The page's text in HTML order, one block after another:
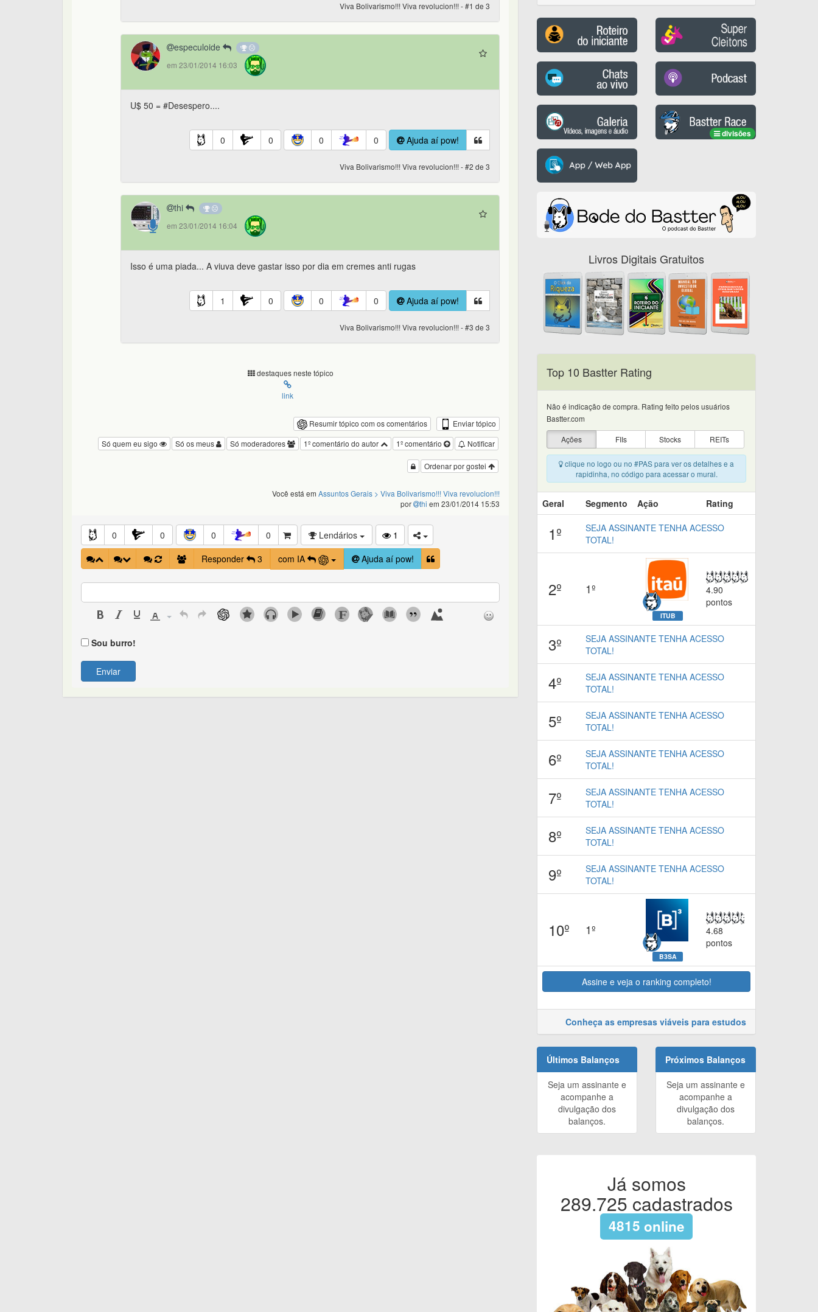
Viva Bolivarismo!!! Viva revolucion!!! - #1 de 3
especuloide
em 23/01/2014 16:03
U$ 50 = #Desespero....
0 0 0 0 Ajuda aí pow!
Viva Bolivarismo!!! Viva revolucion!!! - #2 de 3
thi
em 23/01/2014 16:04
Isso é uma piada... A viuva deve gastar isso por dia em cremes anti rugas
1 0 0 0 Ajuda aí pow!
Viva Bolivarismo!!! Viva revolucion!!! - #3 de 3
destaques neste tópico
link
Resumir tópico com os comentários
Enviar tópico
Notificar
1º comentário
1º comentário do autor
Só moderadores
Só os meus
Só quem eu sigo
Ordenar por gostei
Você está em Assuntos Gerais > Viva Bolivarismo!!! Viva revolucion!!!
por
thi em 23/01/2014 15:53
0 0 0 0 Lendários
1
Responder
3 com IA Ajuda aí pow!
Sou burro!
Enviar
divisões
Livros Digitais Gratuitos
Top 10 Bastter Rating
Não é indicação de compra. Rating feito pelos usuários
Bastter.com
Ações
FIIs Stocks REITs
clique no logo ou no #PAS para ver os detalhes e a
rapidinha, no código para acessar o mural.
Geral Segmento Ação Rating
1º
SEJA ASSINANTE TENHA ACESSO
TOTAL!
2º 1º
ITUB
4.90
pontos
3º
SEJA ASSINANTE TENHA ACESSO
TOTAL!
4º
SEJA ASSINANTE TENHA ACESSO
TOTAL!
5º
SEJA ASSINANTE TENHA ACESSO
TOTAL!
6º
SEJA ASSINANTE TENHA ACESSO
TOTAL!
7º
SEJA ASSINANTE TENHA ACESSO
TOTAL!
8º
SEJA ASSINANTE TENHA ACESSO
TOTAL!
9º
SEJA ASSINANTE TENHA ACESSO
TOTAL!
10º 1º
B3SA
4.68
pontos
Assine e veja o ranking completo!
Conheça as empresas viáveis para estudos
Últimos Balanços
Seja um assinante e
acompanhe a
divulgação dos
balanços.
Próximos Balanços
Seja um assinante e
acompanhe a
divulgação dos
balanços.
Já somos
289.725 cadastrados
4815 online